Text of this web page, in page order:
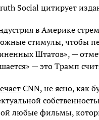
Social цитирует
в Америке
стимулы, чтобы
Штатов», —
— это Трамп
CNN, не ясно, как
любые фильмы,